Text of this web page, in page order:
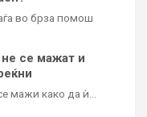
во брза помош
се мажат и
мажи како да ѝ…